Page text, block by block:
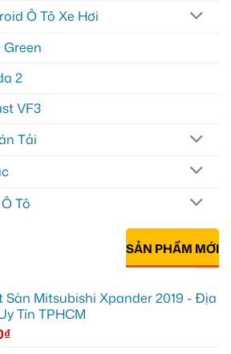
Ô Tô Xe Hơi
2
VF3
Tải
Tô
SẢN PHẨM MỚI
Sàn Mitsubishi Xpander 2019 - Địa
Tín TPHCM
₫